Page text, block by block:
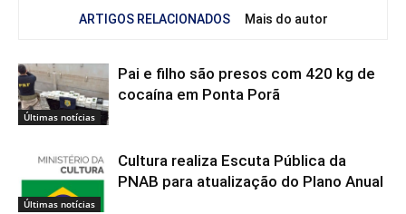
ARTIGOS RELACIONADOS Mais do autor
Últimas notícias
Pai e filho são presos com 420 kg de
cocaína em Ponta Porã
Últimas notícias
Cultura realiza Escuta Pública da
PNAB para atualização do Plano Anual